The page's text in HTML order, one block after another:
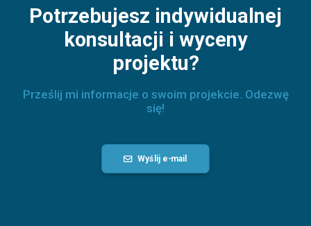
Potrzebujesz indywidualnej
konsultacji i wyceny
projektu?
Prześlij mi informacje o swoim projekcie. Odezwę
się!
Wyślij e-mail